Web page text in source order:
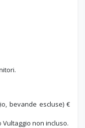
bevande escluse) €
non incluso.